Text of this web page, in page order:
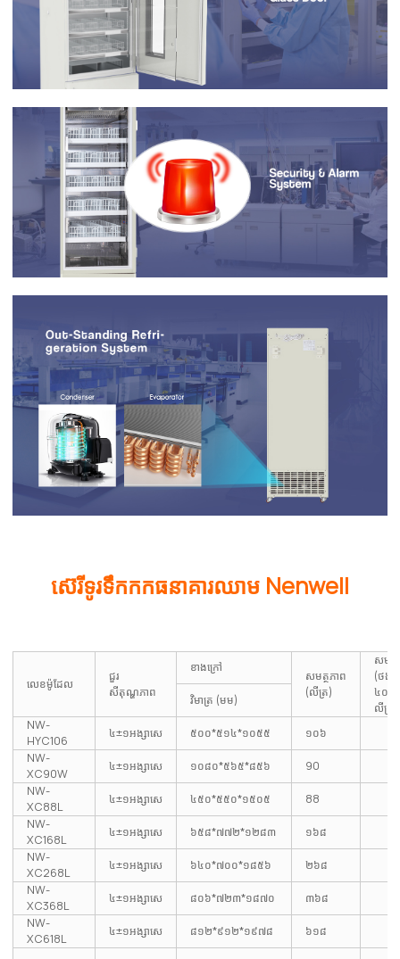
ស៊េរីទូរទឹកកកធនាគារឈាម Nenwell
លេខម៉ូដែល
ជួរ
សីតុណ្ហភាព
ខាងក្រៅ
សមត្ថភាព
(លីត្រ)
សមត្
(ថង់
៤០០
លីត្រ)
វិមាត្រ (មម)
NW-
HYC106
៤±១អង្សាសេ ៥០០*៥១៤*១០៥៥
១០៦
NW-
XC90W
៤±១អង្សាសេ ១០៨០*៥៦៥*៨៥៦
90
NW-
XC88L
៤±១អង្សាសេ ៤៥០*៥៥០*១៥០៥
88
NW-
XC168L
៤±១អង្សាសេ ៦៥៨*៧៧២*១២៨៣
១៦៨
NW-
XC268L
៤±១អង្សាសេ ៦៤០*៧០០*១៨៥៦
២៦៨
NW-
XC368L
៤±១អង្សាសេ ៨០៦*៧២៣*១៨៧០
៣៦៨
NW-
XC618L
៤±១អង្សាសេ ៨១២*៩១២*១៩៧៨ ៦១៨